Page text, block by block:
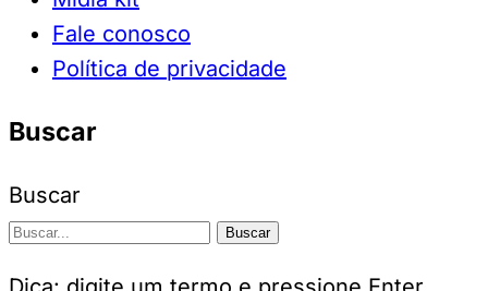
Fale conosco
Política de privacidade
Buscar
Buscar
Buscar